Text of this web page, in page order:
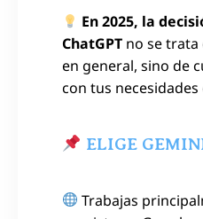
En 2025, la
ChatGPT no se trata
en general, sino de
con tus necesidades
ELIGE
Trabajas